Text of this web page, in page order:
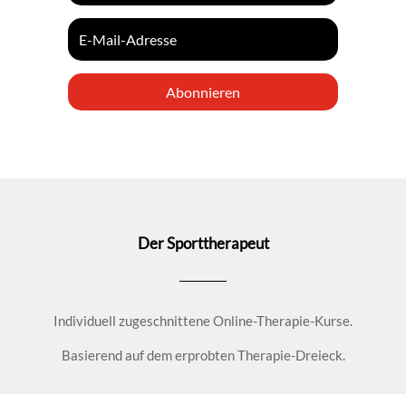
Abonnieren
Der Sporttherapeut
Individuell zugeschnittene Online-Therapie-Kurse.
Basierend auf dem erprobten Therapie-Dreieck.